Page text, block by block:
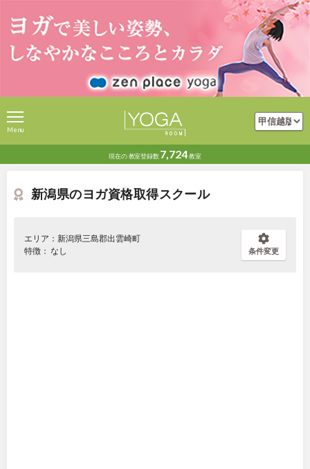
現在の教室登録数 7,724教室
Menu
新潟県のヨガ資格取得スクール
エリア：新潟県三島郡出雲崎町
特徴： なし
条件変更